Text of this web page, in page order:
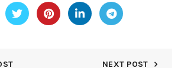
NEXT POST